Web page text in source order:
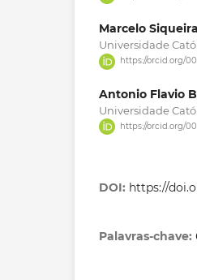
Marcelo
Universidade
https://orcid.org/
Antonio Flavio
Universidade
https://orcid.org/
DOI: https://
Palavras-chave: